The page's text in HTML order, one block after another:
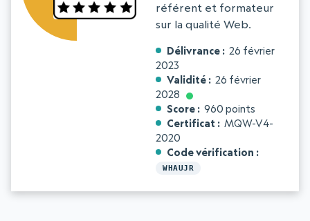
référent et formateur
sur la qualité Web.
Délivrance
26 février
2023
Validité
26 février
2028
Score
960 points
Certificat
MQW-V4-
2020
Code vérification
WHAUJR